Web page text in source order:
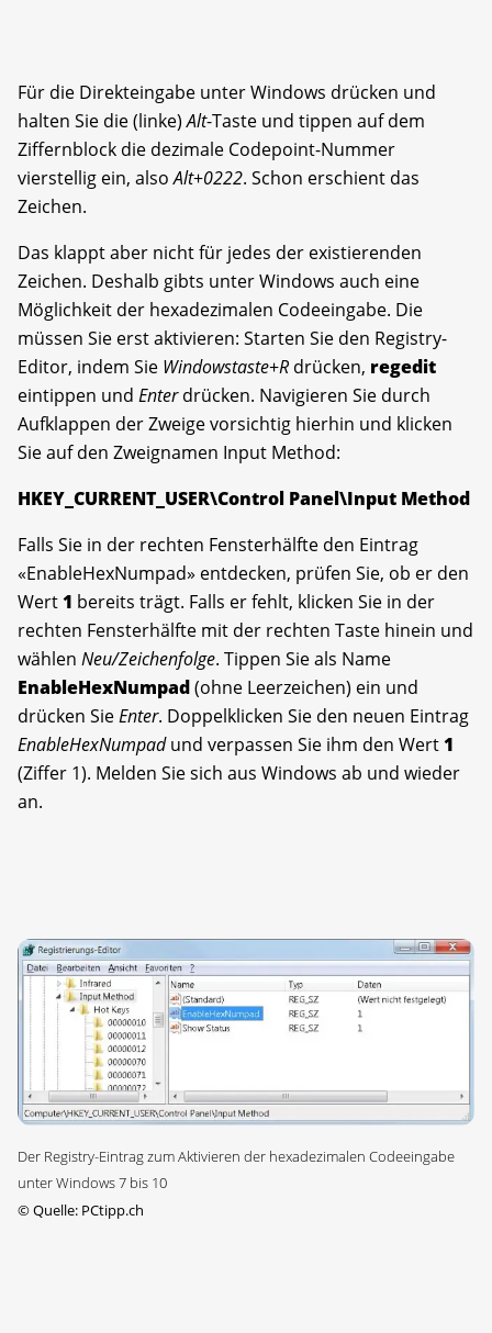
Für die Direkteingabe unter Windows drücken und
halten Sie die (linke)Alt-Taste und tippen auf dem
Ziffernblock die dezimale Codepoint-Nummer
vierstellig ein, alsoAlt+0222. Schon erschient das
Zeichen.
Das klappt aber nicht für jedes der existierenden
Zeichen. Deshalb gibts unter Windows auch eine
Möglichkeit der hexadezimalen Codeeingabe. Die
müssen Sie erst aktivieren: Starten Sie den Registry-
Editor, indem Sie Windowstaste+R drücken, regedit
eintippen und Enterdrücken. Navigieren Sie durch
Aufklappen der Zweige vorsichtig hierhin und klicken
Sie auf den Zweignamen Input Method:
HKEY_CURRENT_USER\Control Panel\Input Method
Falls Sie in der rechten Fensterhälfte den Eintrag
«EnableHexNumpad» entdecken, prüfen Sie, ob er den
Wert1 bereits trägt. Falls er fehlt, klicken Sie in der
rechten Fensterhälfte mit der rechten Taste hinein und
wählen Neu/Zeichenfolge. Tippen Sie als Name
EnableHexNumpad(ohne Leerzeichen) ein und
drücken SieEnter. Doppelklicken Sie den neuen Eintrag
EnableHexNumpadund verpassen Sie ihm den Wert1
(Ziffer 1). Melden Sie sich aus Windows ab und wieder
an.
Der Registry-Eintrag zum Aktivieren der hexadezimalen Codeeingabe
unter Windows 7 bis 10
©Quelle: PCtipp.ch